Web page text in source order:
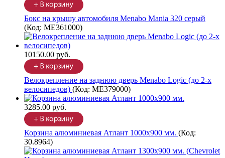
Бокс на крышу автомобиля Menabo Mania 320 серый
(Код: ME361000)
10150.00 руб.
Велокрепление на заднюю дверь Menabo Logic (до 2-х
велосипедов) (Код: ME379000)
3285.00 руб.
Корзина алюминиевая Атлант 1000х900 мм. (Код:
30.8964)